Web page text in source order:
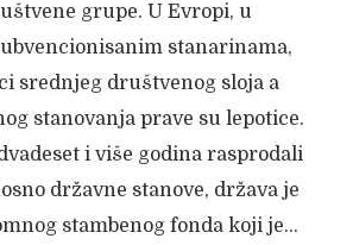
grupe. U Evropi, u
stanarinama,
srednjeg društvenog sloja a
stanovanja prave su lepotice.
i više godina rasprodali
državne stanove, država je
stambenog fonda koji je...